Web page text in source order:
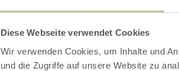
Diese Webseite verwendet Cookies
Wir verwenden Cookies, um Inhalte und
und die Zugriffe auf unsere Website zu